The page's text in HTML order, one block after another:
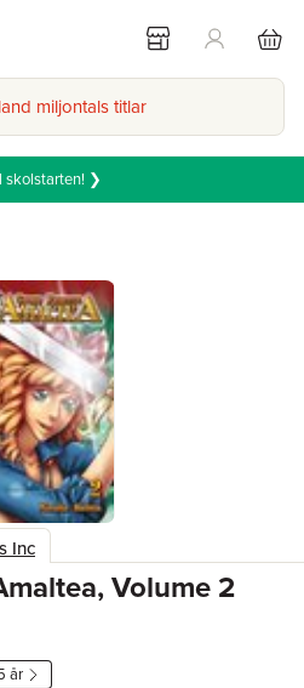
miljontals titlar
skolstarten! ❯
Inc
Volume 2
år